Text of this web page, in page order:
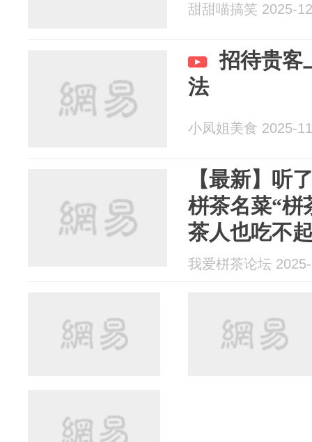
甜甜喵搞笑 2025-
招待贵客
法
小凤姐美食 2025-
【最新】听
栟茶名菜“栟
茶人也吃不
我爱栟茶论坛